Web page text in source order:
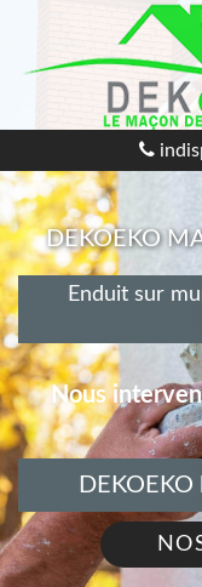
DEKOEKO
Enduit sur
Nous